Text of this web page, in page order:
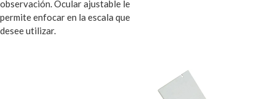
observación. Ocular ajustable le
permite enfocar en la escala que
desee utilizar.